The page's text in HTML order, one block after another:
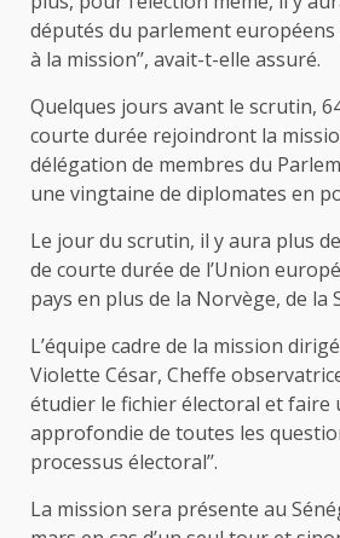
députés du parlement
à la mission’’, avait-t-elle assuré.
Quelques jours avant le scrutin,
courte durée rejoindront la
délégation de membres du
une vingtaine de diplomates en
Le jour du scrutin, il y aura plus
de courte durée de l’Union
pays en plus de la Norvège, de la
L’équipe cadre de la mission
Violette César, Cheffe observatrice
étudier le fichier électoral et faire
approfondie de toutes les
processus électoral’’.
La mission sera présente au